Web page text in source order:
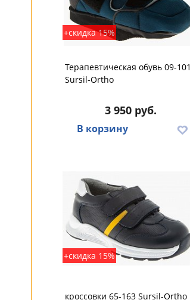
+скидка 15%
Терапевтическая обувь 09-101
Sursil-Ortho
3 950 руб.
В корзину
+скидка 15%
кроссовки 65-163 Sursil-Ortho